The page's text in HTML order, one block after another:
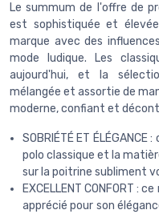
Le summum de l'offre de
est sophistiquée et
marque avec des
mode ludique. Les
aujourd'hui, et la
mélangée et assortie de
moderne, confiant et
SOBRIÉTÉ ET
polo classique et la
sur la poitrine subliment
EXCELLENT CONFORT :
apprécié pour son